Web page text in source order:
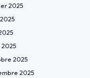
2025
2025
2025